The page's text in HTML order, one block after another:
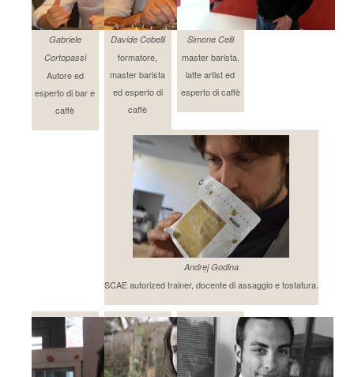
Gabriele
Cortopassi
Autore ed
esperto di bar e
caffè
Davide Cobelli
formatore,
master barista
ed esperto di
caffè
Simone Celli
master barista,
latte artist ed
esperto di caffè
Andrej Godina
SCAE autorized trainer, docente di assaggio e tostatura.